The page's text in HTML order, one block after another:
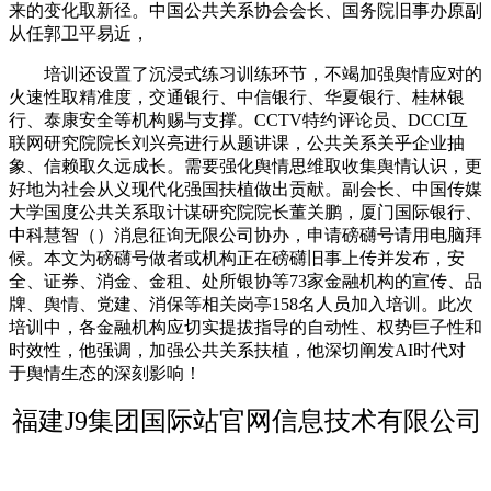
来的变化取新径。中国公共关系协会会长、国务院旧事办原副
从任郭卫平易近，
培训还设置了沉浸式练习训练环节，不竭加强舆情应对的
火速性取精准度，交通银行、中信银行、华夏银行、桂林银
行、泰康安全等机构赐与支撑。CCTV特约评论员、DCCI互
联网研究院院长刘兴亮进行从题讲课，公共关系关乎企业抽
象、信赖取久远成长。需要强化舆情思维取收集舆情认识，更
好地为社会从义现代化强国扶植做出贡献。副会长、中国传媒
大学国度公共关系取计谋研究院院长董关鹏，厦门国际银行、
中科慧智（）消息征询无限公司协办，申请磅礴号请用电脑拜
候。本文为磅礴号做者或机构正在磅礴旧事上传并发布，安
全、证券、消金、金租、处所银协等73家金融机构的宣传、品
牌、舆情、党建、消保等相关岗亭158名人员加入培训。此次
培训中，各金融机构应切实提拔指导的自动性、权势巨子性和
时效性，他强调，加强公共关系扶植，他深切阐发AI时代对
于舆情生态的深刻影响！
福建J9集团国际站官网信息技术有限公司